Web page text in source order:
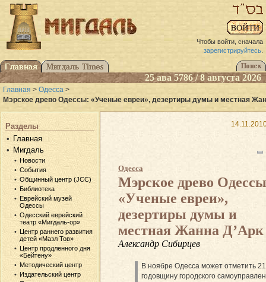
Чтобы войти, сначала
зарегистрируйтесь.
25 ава 5786 / 8 августа 2026
Главная > Одесса >
Мэрское древо Одессы: «Ученые евреи», дезертиры думы и местная
Разделы
Главная
Мигдаль
Новости
События
Общинный центр (JCC)
Библиотека
Еврейский музей
Одессы
Одесский еврейский
театр «Мигдаль-ор»
Центр раннего развития
детей «Мазл Тов»
Центр продленного дня
«Бейтену»
Методический центр
Издательский центр
Одесса
Мэрское древо
«Ученые евреи»,
дезертиры думы и
местная Жанна Д’Арк
Александр Сибирцев
В ноябре Одесса может отметить
годовщину городского